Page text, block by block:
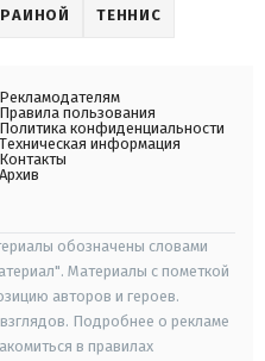
ТЕННИС
Рекламодателям
Правила пользования
Политика конфиденциальности
Техническая информация
Контакты
Архив
обозначены словами
Материалы с пометкой
авторов и героев.
Подробнее о рекламе
в правилах